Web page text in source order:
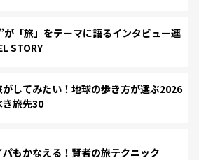
が「旅」をテーマに語るインタビュー連
STORY
してみたい！地球の歩き方が選ぶ2026
旅先30
もかなえる！賢者の旅テクニック